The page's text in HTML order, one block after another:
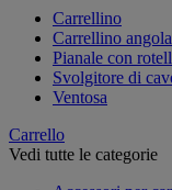
Carrellino
Carrellino
Pianale con
Svolgitore di
Ventosa
Carrello
Vedi tutte le categorie